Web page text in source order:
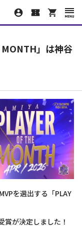
」は神谷
を選出する「PLAY
が決定しました！